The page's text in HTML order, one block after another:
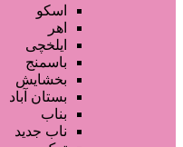
اسکو
اهر
ایلخچی
باسمنج
بخشایش
بستان آباد
بناب
ناب جدید
/ محصولات برچسب خورده